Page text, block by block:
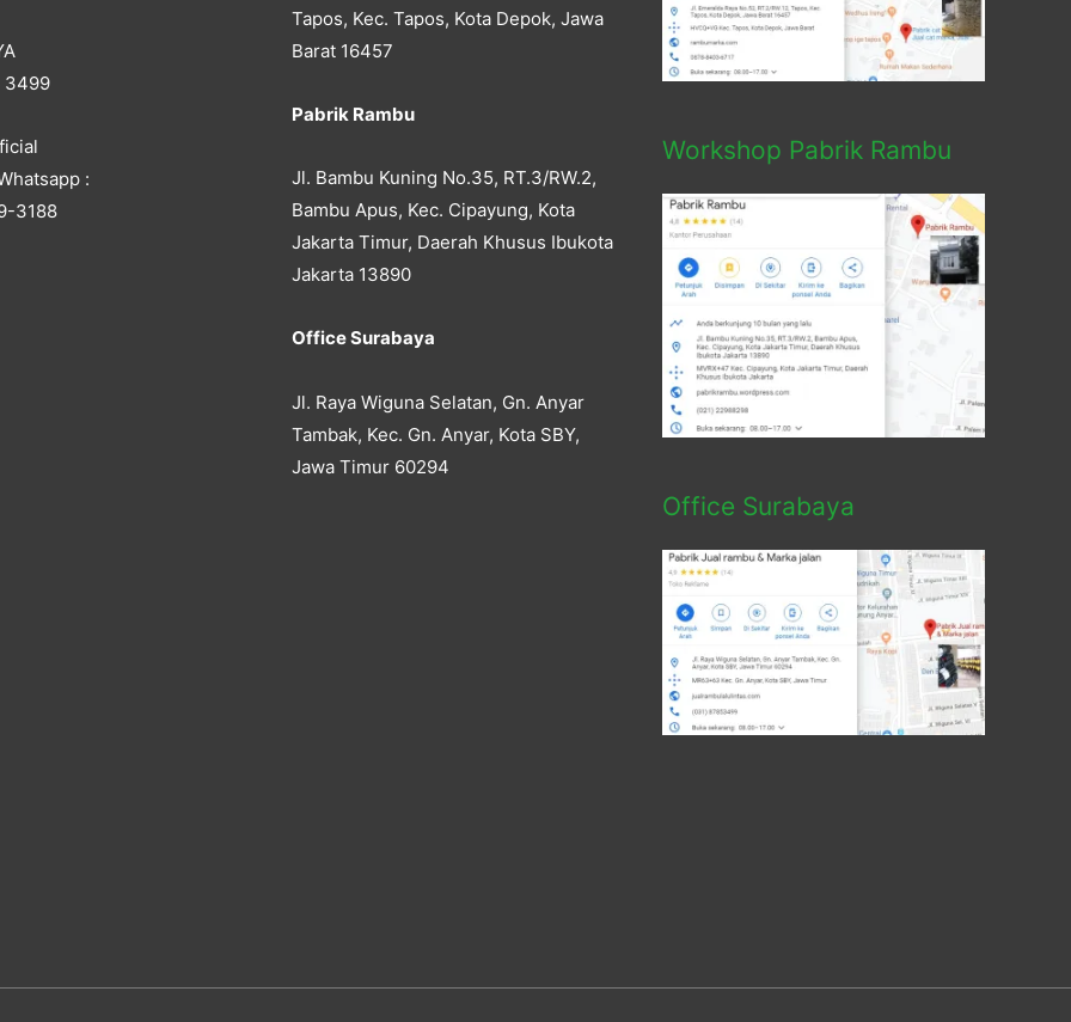
3499
:
3188
Tapos, Kec. Tapos, Kota Depok, Jawa
Barat 16457
Pabrik Rambu
Jl. Bambu Kuning No.35, RT.3/RW.2,
Bambu Apus, Kec. Cipayung, Kota
Jakarta Timur, Daerah Khusus Ibukota
Jakarta 13890
Office Surabaya
Jl. Raya Wiguna Selatan, Gn. Anyar
Tambak, Kec. Gn. Anyar, Kota SBY,
Jawa Timur 60294
Workshop Pabrik Rambu
Office Surabaya